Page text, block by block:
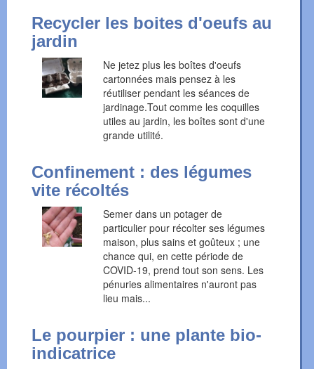
Recycler les boites d'oeufs au
jardin
Ne jetez plus les boîtes d'oeufs
cartonnées mais pensez à les
réutiliser pendant les séances de
jardinage.Tout comme les coquilles
utiles au jardin, les boîtes sont d'une
grande utilité.
Confinement : des légumes
vite récoltés
Semer dans un potager de
particulier pour récolter ses légumes
maison, plus sains et goûteux ; une
chance qui, en cette période de
COVID-19, prend tout son sens. Les
pénuries alimentaires n'auront pas
lieu mais...
Le pourpier : une plante bio-
indicatrice